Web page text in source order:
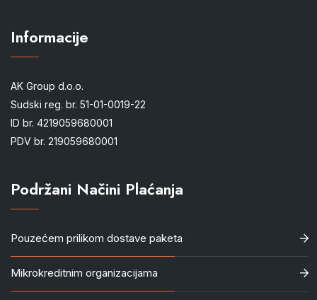
Informacije
AK Group d.o.o.
Sudski reg. br. 51-01-0019-22
ID br. 4219059680001
PDV br. 219059680001
Podržani Načini Plaćanja
Pouzećem prilikom dostave paketa
Mikrokreditnim organizacijama